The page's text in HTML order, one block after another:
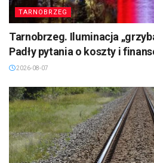
TARNOBRZEG
Tarnobrzeg. Iluminacja
Padły pytania o koszty i
2026-08-07